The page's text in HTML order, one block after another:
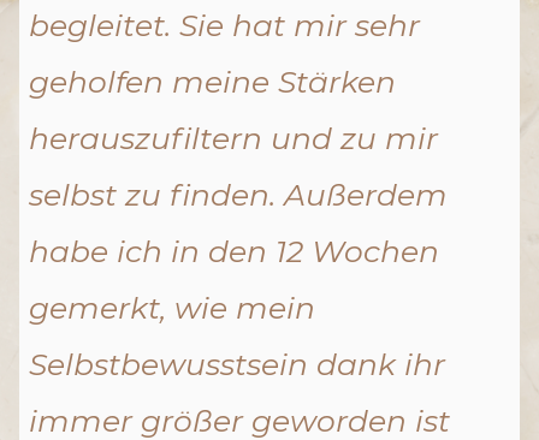
begleitet. Sie hat mir sehr
geholfen meine Stärken
herauszufiltern und zu mir
selbst zu finden. Außerdem
habe ich in den 12 Wochen
gemerkt, wie mein
Selbstbewusstsein dank ihr
immer größer geworden ist